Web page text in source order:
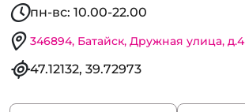
пн-вс: 10.00-22.00
346894, Батайск, Дружная улица, д.4
47.12132, 39.72973